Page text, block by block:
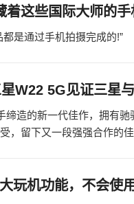
着这些国际大师的
是通过手机拍摄完成的!”
W22 5G见证三星
造的新一代佳作，拥有驰
，留下又一段强强合作的佳
玩机功能，不会使